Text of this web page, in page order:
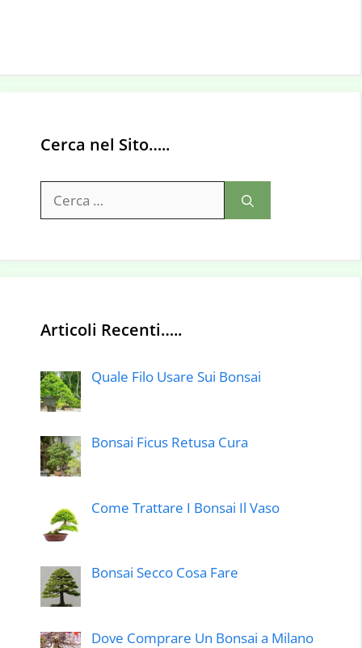
Cerca nel Sito…..
per:
Articoli Recenti…..
Quale Filo Usare Sui Bonsai
Bonsai Ficus Retusa Cura
Come Trattare I Bonsai Il Vaso
Bonsai Secco Cosa Fare
Dove Comprare Un Bonsai a Milano